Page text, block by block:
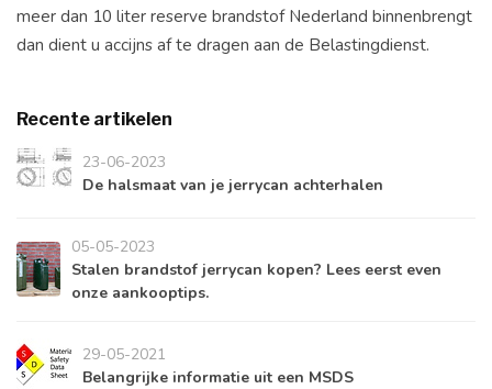
meer dan 10 liter reserve brandstof Nederland binnenbrengt
dan dient u accijns af te dragen aan de Belastingdienst.
Recente artikelen
23-06-2023
De halsmaat van je jerrycan achterhalen
05-05-2023
Stalen brandstof jerrycan kopen? Lees eerst even
onze aankooptips.
29-05-2021
Belangrijke informatie uit een MSDS